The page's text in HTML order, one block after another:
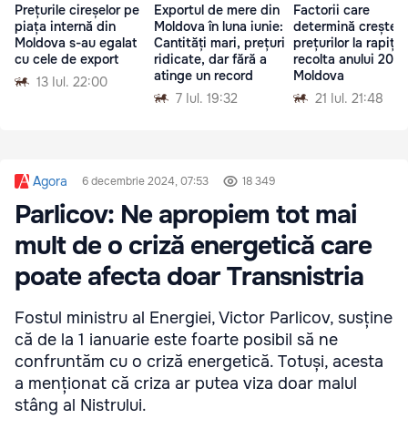
Prețurile cireșelor pe
piața internă din
Moldova s-au egalat
cu cele de export
13 Iul. 22:00
Exportul de mere din
Moldova în luna iunie:
Cantități mari, prețuri
ridicate, dar fără a
atinge un record
7 Iul. 19:32
Factorii care
determină
prețurilor la rapița
recolta anului
Moldova
21 Iul. 21:48
Agora 6 decembrie 2024, 07:53 18 349
Parlicov: Ne apropiem tot mai
mult de o criză energetică care
poate afecta doar Transnistria
Fostul ministru al Energiei, Victor Parlicov, susține
că de la 1 ianuarie este foarte posibil să ne
confruntăm cu o criză energetică. Totuși, acesta
a menționat că criza ar putea viza doar malul
stâng al Nistrului.